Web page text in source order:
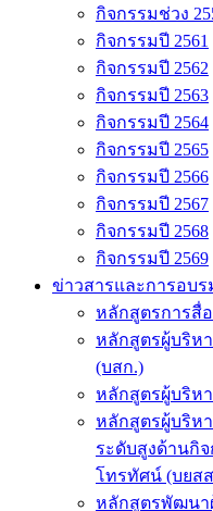
กิจกรรมช่วง
กิจกรรมปี 2561
กิจกรรมปี 2562
กิจกรรมปี 2563
กิจกรรมปี 2564
กิจกรรมปี 2565
กิจกรรมปี 2566
กิจกรรมปี 2567
กิจกรรมปี 2568
กิจกรรมปี 2569
ข่าวสารและการอบร
หลักสูตรการสื่
หลักสูตรผู้บริห
(บสก.)
หลักสูตรผู้บริห
หลักสูตรผู้บริห
ระดับสูงด้านกิจ
โทรทัศน์ (บยส
หลักสูตรพัฒนา